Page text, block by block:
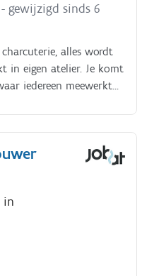
- gewijzigd sinds 6
alles wordt
in eigen atelier. Je komt
iedereen meewerkt
in